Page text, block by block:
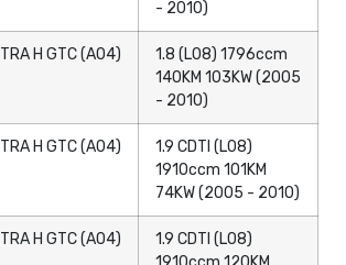
- 2010)
H GTC (A04)
1.8 (L08) 1796ccm
140KM 103KW (2005
- 2010)
H GTC (A04)
1.9 CDTI (L08)
1910ccm 101KM
74KW (2005 - 2010)
H GTC (A04)
1.9 CDTI (L08)